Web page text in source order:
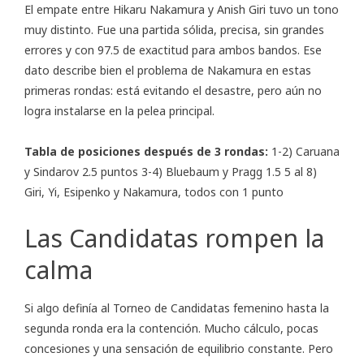
El empate entre Hikaru Nakamura y Anish Giri tuvo un tono
muy distinto. Fue una partida sólida, precisa, sin grandes
errores y con 97.5 de exactitud para ambos bandos. Ese
dato describe bien el problema de Nakamura en estas
primeras rondas: está evitando el desastre, pero aún no
logra instalarse en la pelea principal.
Tabla de posiciones después de 3 rondas: 1-2) Caruana
y Sindarov 2.5 puntos 3-4) Bluebaum y Pragg 1.5 5 al 8)
Giri, Yi, Esipenko y Nakamura, todos con 1 punto
Las Candidatas rompen la
calma
Si algo definía al Torneo de Candidatas femenino hasta la
segunda ronda era la contención. Mucho cálculo, pocas
concesiones y una sensación de equilibrio constante. Pero